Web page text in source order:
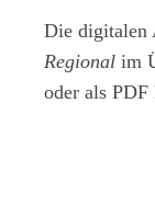
Die digitalen
Regional im
oder als PDF